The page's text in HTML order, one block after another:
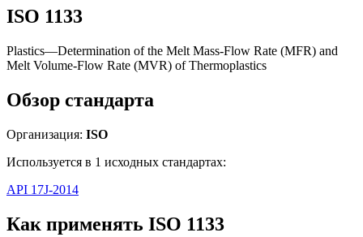
ISO 1133
Plastics—Determination of the Melt Mass-Flow Rate (MFR) and
Melt Volume-Flow Rate (MVR) of Thermoplastics
Обзор стандарта
Организация: ISO
Используется в 1 исходных стандартах:
API 17J-2014
Как применять ISO 1133